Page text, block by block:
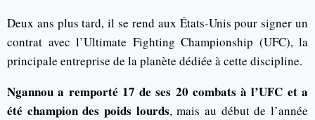
Deux ans plus tard, il se rend aux États-Unis pour signer un
contrat avec l’Ultimate Fighting Championship (UFC), la
principale entreprise de la planète dédiée à cette discipline.
Ngannou a remporté 17 de ses 20 combats à l’UFC et a
été champion des poids lourds, mais au début de l’année